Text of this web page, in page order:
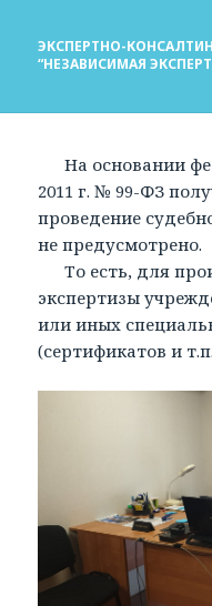
ЭКСПЕРТНО-
“НЕЗАВИСИМАЯ
На основании
2011 г. № 99-ФЗ
проведение
не предусмотрено.
То есть, для
экспертизы
или иных
(сертификатов и